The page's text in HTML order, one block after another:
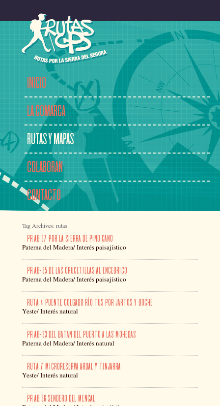
INICIO
LA COMARCA
RUTAS Y MAPAS
COLABORAN
CONTACTO
Tag Archives: rutas
PR AB 37 POR LA SIERRA DE PINO CANO
Paterna del Madera/ Interés paisajístico
PR AB-35 DE LAS CRUCETILLAS AL ENCEBRICO
Paterna del Madera/ Interés paisajístico
RUTA 4 PUENTE COLGADO RÍO TUS POR JARTOS Y BOCHE
Yeste/ Interés natural
PR AB-33 DEL BATAN DEL PUERTO A LAS MOHEDAS
Paterna del Madera/ Interés natural
RUTA 7 MICRORESERVA ARDAL Y TINJARRA
Yeste/ Interés natural
PR AB 36 SENDERO DEL MENCAL